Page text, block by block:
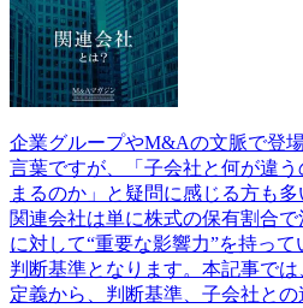
企業グループやM&Aの文脈で登
言葉ですが、「子会社と何が違
まるのか」と疑問に感じる方も多
関連会社は単に株式の保有割合
に対して“重要な影響力”を持っ
判断基準となります。本記事で
定義から、判断基準、子会社と